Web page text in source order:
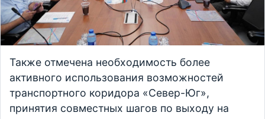
Также отмечена необходимость более
активного использования возможностей
транспортного коридора «Север-Юг»,
принятия совместных шагов по выходу на